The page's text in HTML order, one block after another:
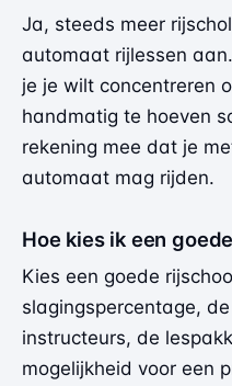
Ja, steeds meer
automaat rijlessen
je je wilt concentreren
handmatig te hoeven
rekening mee dat je
automaat mag rijden.
Hoe kies ik een
Kies een goede
slagingspercentage,
instructeurs, de
mogelijkheid voor een